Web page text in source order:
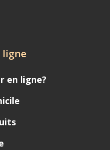
ligne
en ligne?